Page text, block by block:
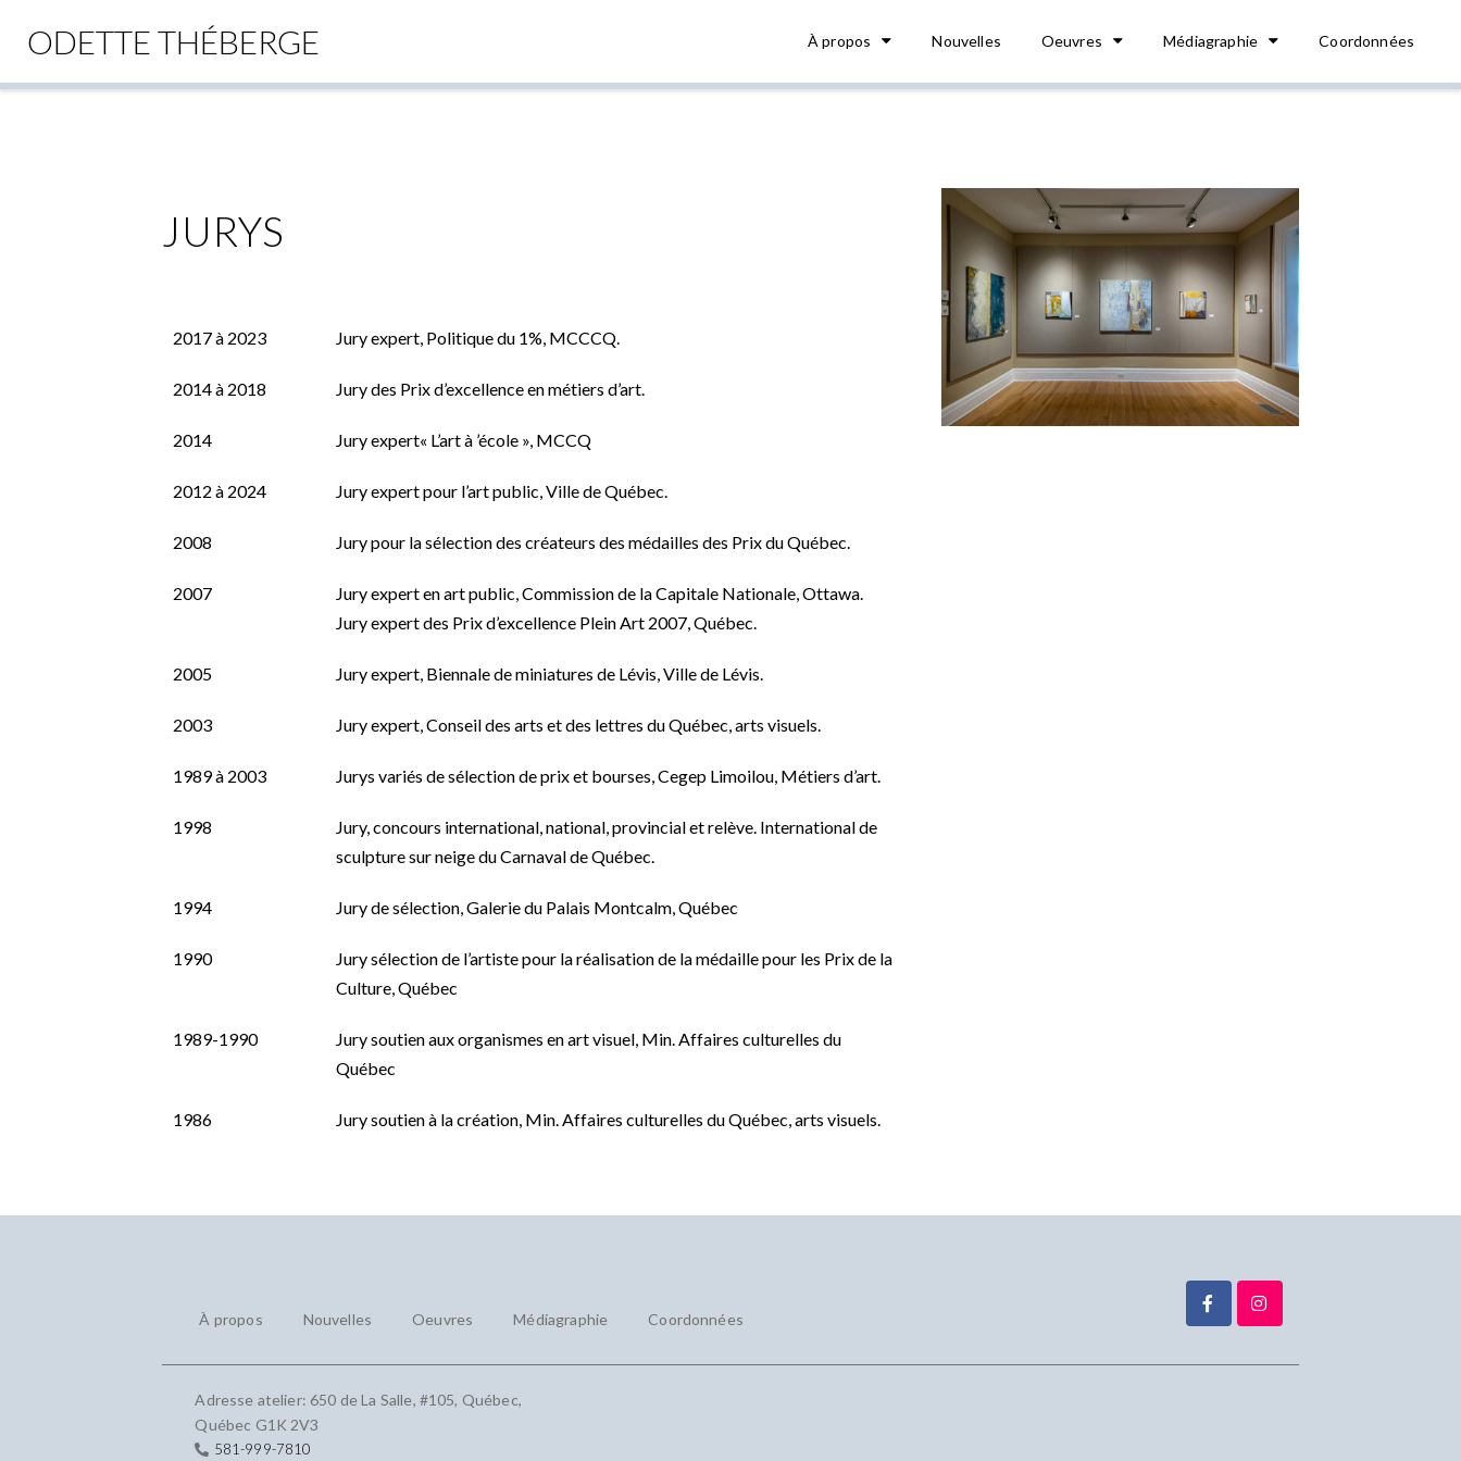
ODETTE THÉBERGE À propos Nouvelles Oeuvres Médiagraphie Coordonnées
JURYS
2017 à 2023 Jury expert, Politique du 1%, MCCCQ.
2014 à 2018 Jury des Prix d’excellence en métiers d’art.
2014 Jury expert« L’art à ’école », MCCQ
2012 à 2024 Jury expert pour l’art public, Ville de Québec.
2008 Jury pour la sélection des créateurs des médailles des Prix du Québec.
2007
Jury expert en art public, Commission de la Capitale Nationale, Ottawa.
Jury expert des Prix d’excellence Plein Art 2007, Québec.
2005 Jury expert, Biennale de miniatures de Lévis, Ville de Lévis.
2003 Jury expert, Conseil des arts et des lettres du Québec, arts visuels.
1989 à 2003 Jurys variés de sélection de prix et bourses, Cegep Limoilou, Métiers d’art.
1998
Jury, concours international, national, provincial et relève. International de
sculpture sur neige du Carnaval de Québec.
1994 Jury de sélection, Galerie du Palais Montcalm, Québec
1990
Jury sélection de l’artiste pour la réalisation de la médaille pour les Prix de la
Culture, Québec
1989-1990
Jury soutien aux organismes en art visuel, Min. Affaires culturelles du
Québec
1986 Jury soutien à la création, Min. Affaires culturelles du Québec, arts visuels.
À propos Nouvelles Oeuvres Médiagraphie Coordonnées
Adresse atelier: 650 de La Salle, #105, Québec,
Québec G1K 2V3
581-999-7810